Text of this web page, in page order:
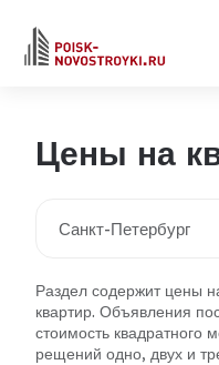
Цены на
Раздел содержит цены
квартир. Объявления
стоимость
рещений одно, двух и